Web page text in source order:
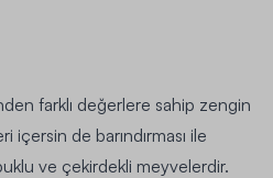
farklı değerlere sahip zengin
de barındırması ile
ve çekirdekli meyvelerdir.